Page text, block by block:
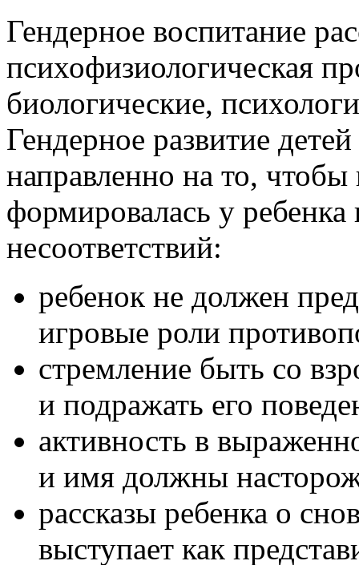
Гендерное воспитание
психофизиологическая
биологические,
Гендерное развитие
направленно на то,
формировалась у
несоответствий:
ребенок не должен
игровые роли
стремление быть со
и подражать его
активность в
и имя должны
рассказы ребенка о
выступает как